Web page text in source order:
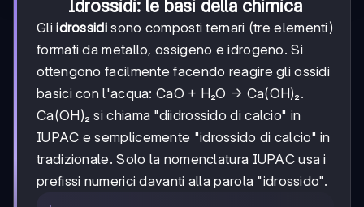
Idrossidi: le basi della chimica
Gliidrossidisono composti ternari (tre elementi)
formati da metallo, ossigeno e idrogeno. Si
ottengono facilmente facendo reagire gli ossidi
basici con l'acqua: CaO + H₂O → Ca(OH)₂.
Ca(OH)₂ si chiama "diidrossido di calcio" in
IUPAC e semplicemente "idrossido di calcio" in
tradizionale. Solo la nomenclatura IUPAC usa i
prefissi numerici davanti alla parola "idrossido".